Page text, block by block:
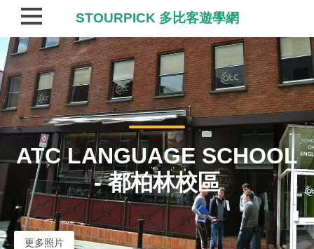
ATC LANGUAGE SCHOOL
- 都柏林校區
更多照片
STOURPICK 多比客遊學網